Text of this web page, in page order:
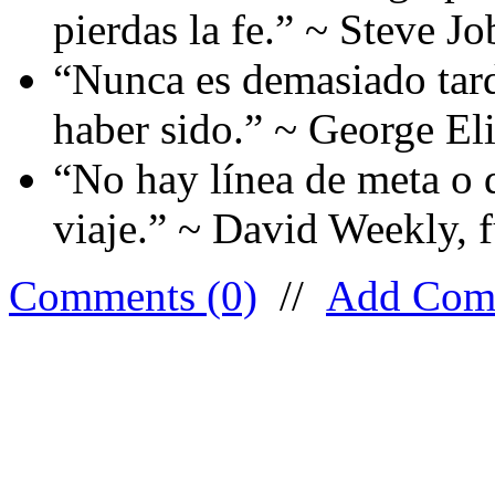
pierdas la fe.” ~ Steve
“Nunca es demasiado
haber sido.” ~ George
“No hay línea de meta
viaje.” ~ David Weekly,
Comments (0) // Add